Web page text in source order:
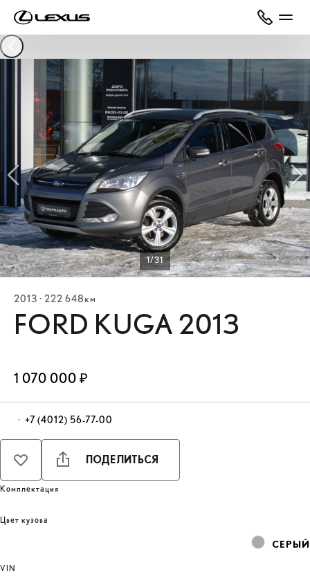
1/31
2013 · 222 648км
FORD KUGA 2013
1 070 000 ₽
· +7 (4012) 56-77-00
ПОДЕЛИТЬСЯ
Комплектация
Цвет кузова
СЕРЫЙ
VIN